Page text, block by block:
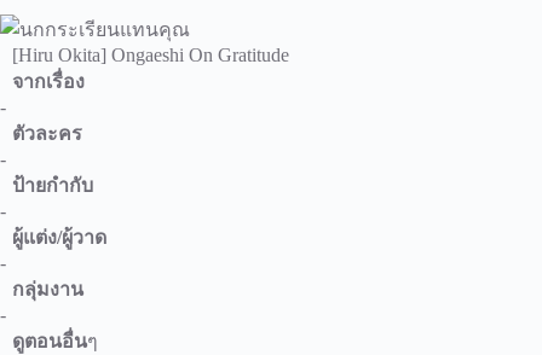
[Hiru Okita] Ongaeshi On Gratitude
จากเรื่อง
-
ตัวละคร
-
ป้ายกำกับ
-
ผู้แต่ง/ผู้วาด
-
กลุ่มงาน
-
ดูตอนอื่นๆ